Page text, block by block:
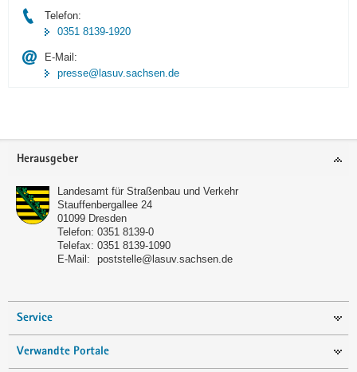
Telefon:
0351 8139-1920
E-Mail:
presse@lasuv.sachsen.de
Footer-
Herausgeber
Landesamt für Straßenbau und Verkehr
Stauffenbergallee 24
01099 Dresden
Telefon: 0351 8139-0
Telefax: 0351 8139-1090
E-Mail:
poststelle@lasuv.sachsen.de
Service
Verwandte Portale